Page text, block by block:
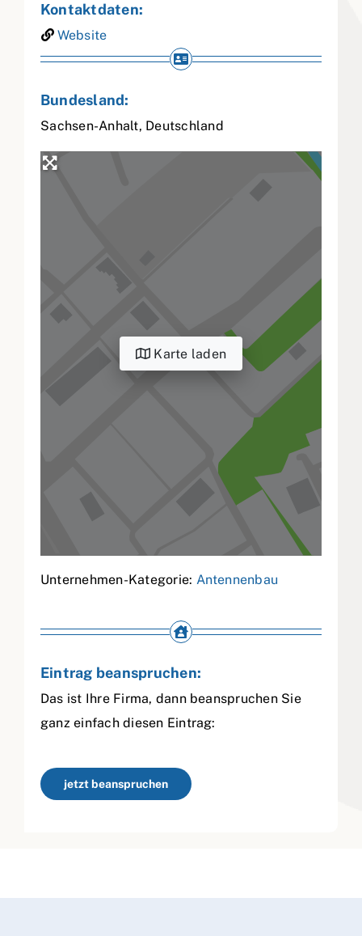
Kontaktdaten:
Website
Bundesland:
Sachsen-Anhalt, Deutschland
Karte laden
Unternehmen-Kategorie: Antennenbau
Eintrag beanspruchen:
Das ist Ihre Firma, dann beanspruchen Sie
ganz einfach diesen Eintrag:
jetzt beanspruchen